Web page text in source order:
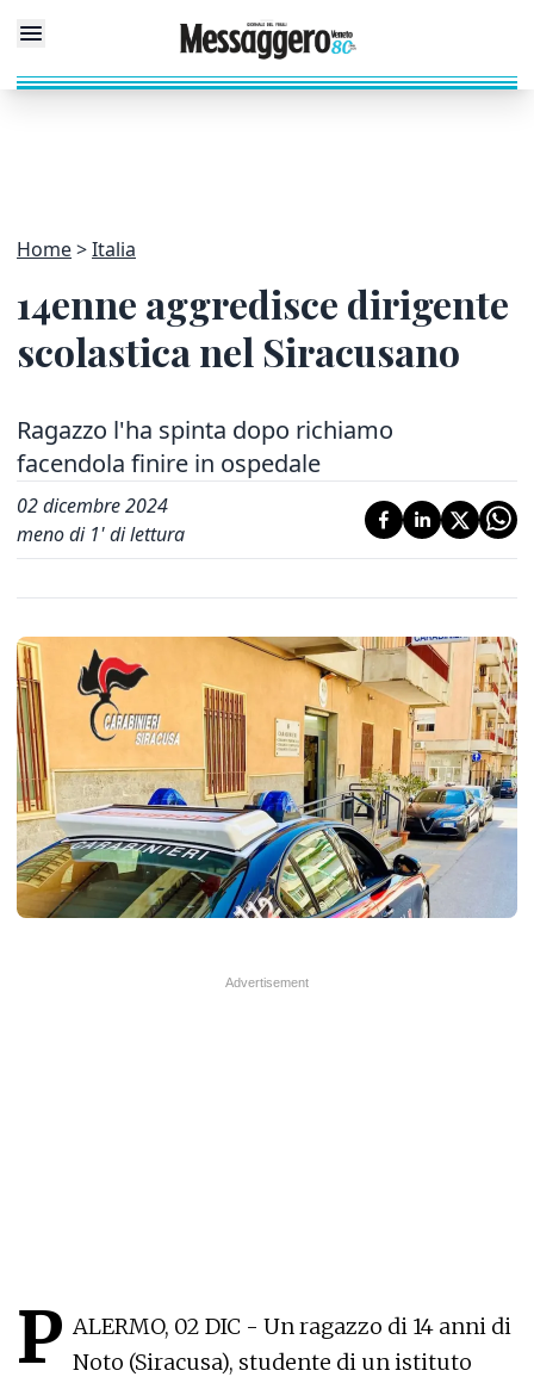
Home Italia
14enne aggredisce dirigente
scolastica nel Siracusano
Ragazzo l'ha spinta dopo richiamo
facendola finire in ospedale
02 dicembre 2024
meno di 1' di lettura
P ALERMO, 02 DIC - Un ragazzo di 14 anni di
Noto (Siracusa), studente di un istituto